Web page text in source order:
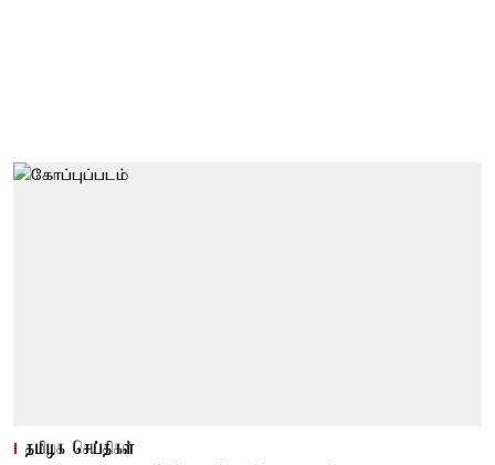
தமிழக செய்திகள்